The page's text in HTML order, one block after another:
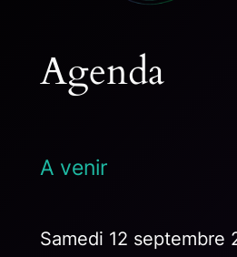
Agenda
A venir
Samedi 12 septembre